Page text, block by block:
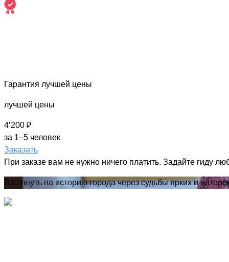
Гарантия лучшей цены
лучшей цены
4’200 ₽
за 1–5 человек
Заказать
При заказе вам не нужно ничего платить. Задайте гиду
Взглянуть на историю города через судьбы ярких и